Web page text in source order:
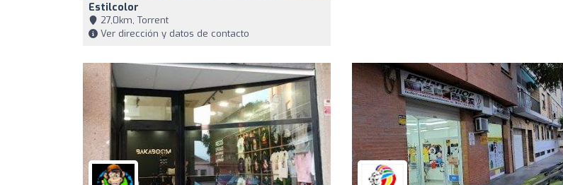
Estilcolor
27,0km, Torrent
Ver dirección y datos de contacto